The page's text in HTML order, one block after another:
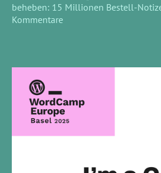
beheben: 15 Millionen Bestell-
Kommentare